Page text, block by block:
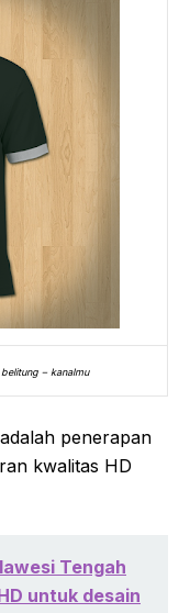
– kanalmu
penerapan
kwalitas HD
Tengah
untuk desain